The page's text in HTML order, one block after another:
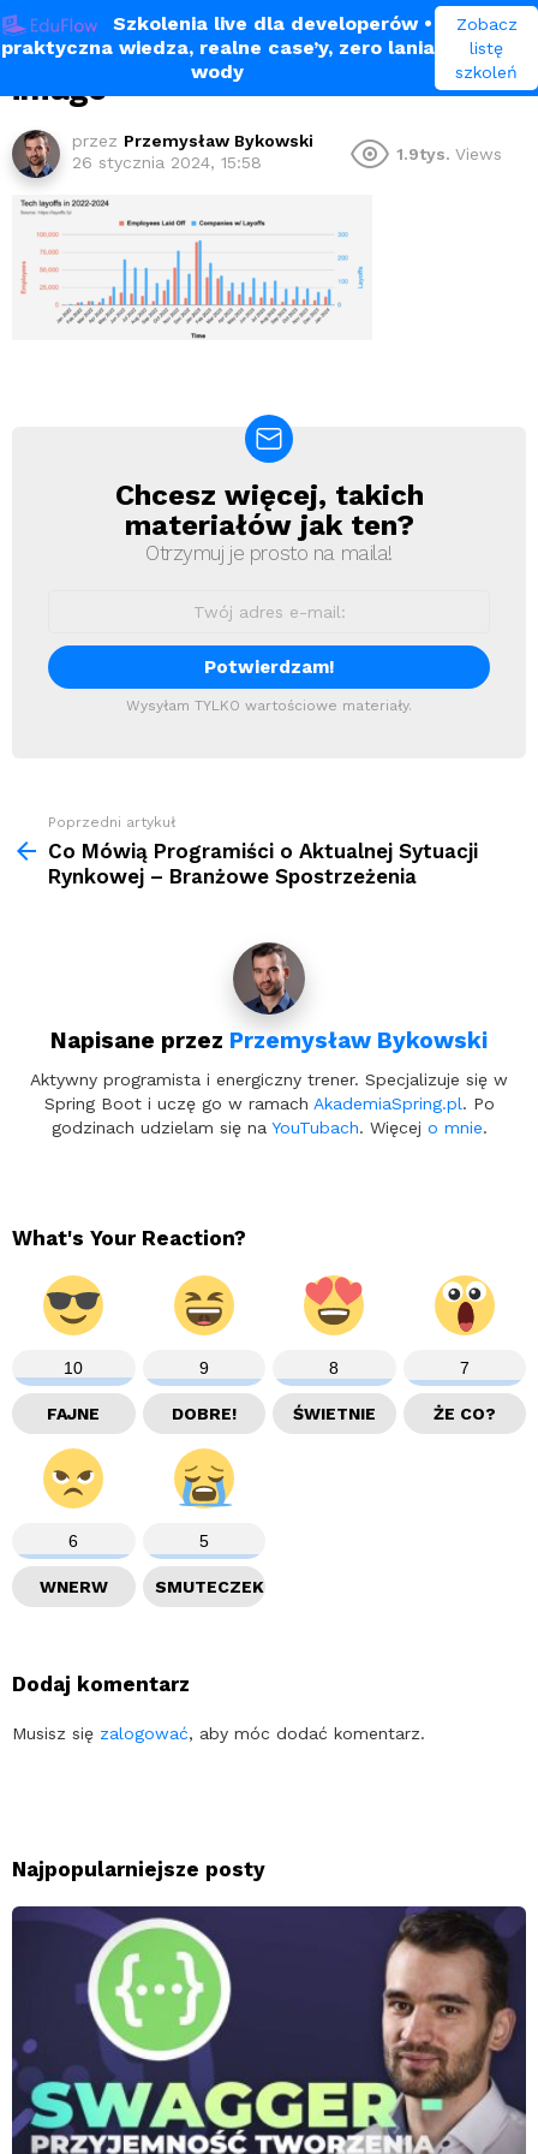
Szkolenia live dla developerów•
praktyczna wiedza, realne case’y, zero lania
wody
Zobacz
listę
szkoleń
image
przez Przemysław Bykowski
26 stycznia 2024, 15:58
1.9tys. Views
NewsletterChcesz więcej, takich
materiałów jak ten?
Otrzymuj je prosto na maila!
Wysyłam TYLKO wartościowe materiały.
Zobacz
więcej
Poprzedni artykuł
Co Mówią Programiści o Aktualnej Sytuacji
Rynkowej – Branżowe Spostrzeżenia
Napisane przez Przemysław Bykowski
Aktywny programista i energiczny trener. Specjalizuje się w
Spring Boot i uczę go w ramach AkademiaSpring.pl. Po
godzinach udzielam się na YouTubach. Więcej o mnie.
What's Your Reaction?
10
FAJNE
9
DOBRE!
8
ŚWIETNIE
7
ŻE CO?
6
WNERW
5
SMUTECZEK
Dodaj komentarz
Musisz się zalogować, aby móc dodać komentarz.
Najpopularniejsze posty